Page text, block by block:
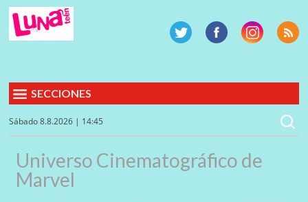
SECCIONES
Sábado 8.8.2026 | 14:45
Universo Cinematográfico de
Marvel